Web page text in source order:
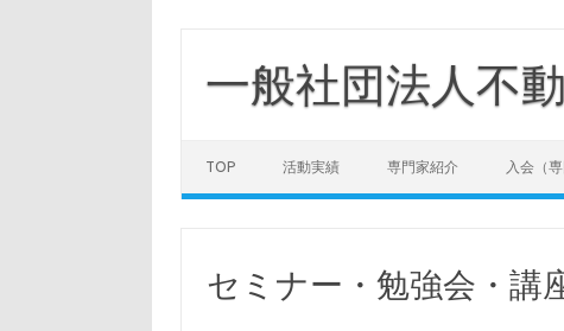
一般社団法人不
TOP 活動実績 専門家紹介 入会（
セミナー・勉強会・講